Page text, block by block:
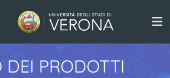
DEI PRODOTTI